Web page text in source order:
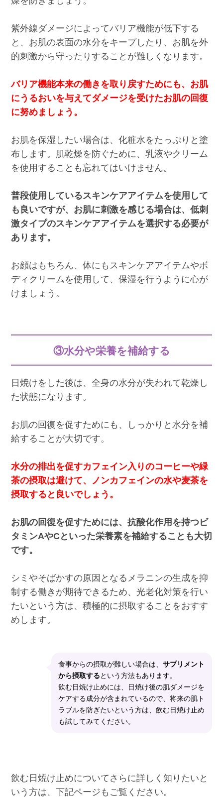
紫外線ダメージによってバリア機能が低下する
と、お肌の表面の水分をキープしたり、お肌を外
的刺激から守ったりすることが難しくなります。
バリア機能本来の働きを取り戻すためにも、お肌
にうるおいを与えてダメージを受けたお肌の回復
に努めましょう。
お肌を保湿したい場合は、化粧水をたっぷりと塗
布します。肌乾燥を防ぐために、乳液やクリーム
を使用することも忘れてはいけません。
普段使用しているスキンケアアイテムを使用して
も良いですが、お肌に刺激を感じる場合は、低刺
激タイプのスキンケアアイテムを選択する必要が
あります。
お顔はもちろん、体にもスキンケアアイテムやボ
ディクリームを使用して、保湿を行うように心が
けましょう。
③水分や栄養を補給する
日焼けをした後は、全身の水分が失われて乾燥し
た状態になります。
お肌の回復を促すためにも、しっかりと水分を補
給することが大切です。
水分の排出を促すカフェイン入りのコーヒーや緑
茶の摂取は避けて、ノンカフェインの水や麦茶を
摂取すると良いでしょう。
お肌の回復を促すためには、抗酸化作用を持つビ
タミンAやCといった栄養素を補給することも大切
です。
シミやそばかすの原因となるメラニンの生成を抑
制する働きが期待できるため、光老化対策を行い
たいという方は、積極的に摂取することをおすす
めします。
食事からの摂取が難しい場合は、 サプリメント
から摂取するという方法もあります。
飲む日焼け止めには、日焼け後の肌ダメージを
ケアする成分が含まれているので、将来の肌ト
ラブルを防ぎたいという方は、飲む日焼け止め
も試してみてください。
飲む日焼け止めについてさらに詳しく知りたいと
いう方は、下記ページもご覧ください。